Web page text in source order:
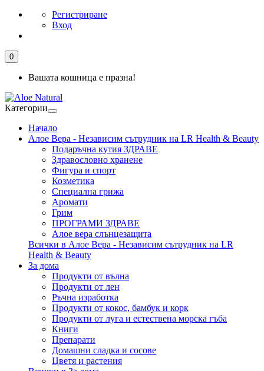
Регистриране
Вход
0
Вашата кошница е празна!
Категории
Начало
Алое Вера - Независим сътрудник на LR Health & Beauty
Подаръчна кутия ЗДРАВЕ
Здравословно хранене
Фигура и спорт
Козметика
Специална грижа
Аромати
Грим
ПРОГРАМИ ЗДРАВЕ
Алое вера слънцезащита
Всички в Алое Вера - Независим сътрудник на LR
Health & Beauty
За дома
Продукти от вълна
Продукти от лен
Ръчна изработка
Продукти от кокос, бамбук и корк
Продукти от луга и естествена морска гъба
Книги
Препарати
Домашни сладка и сосове
Цветя и растения